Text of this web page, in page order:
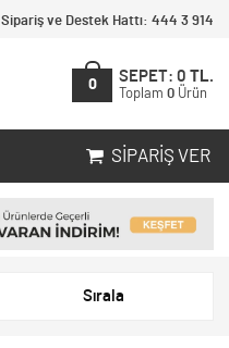
Sipariş ve Destek Hattı: 444 3 914
0
SEPET: 0 TL.
Toplam 0 Ürün
SIPARIŞ VER
Sırala